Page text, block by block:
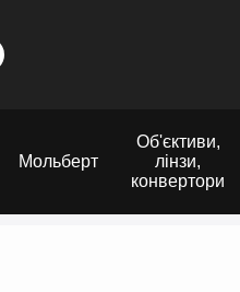
Мольберт
Об'єктиви,
лінзи,
конвертори